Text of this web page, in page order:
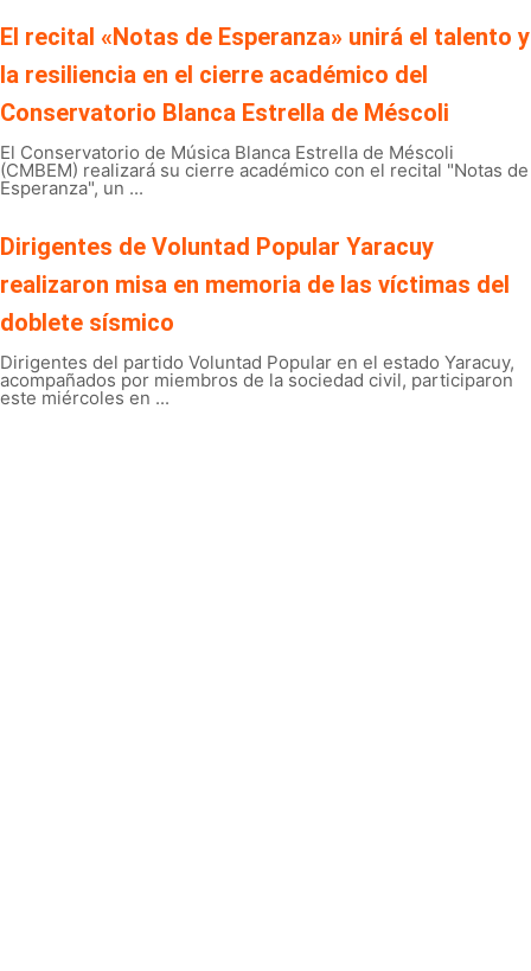
El recital «Notas de Esperanza» unirá el talento y
la resiliencia en el cierre académico del
Conservatorio Blanca Estrella de Méscoli
El Conservatorio de Música Blanca Estrella de Méscoli
(CMBEM) realizará su cierre académico con el recital "Notas de
Esperanza", un ...
Dirigentes de Voluntad Popular Yaracuy
realizaron misa en memoria de las víctimas del
doblete sísmico
Dirigentes del partido Voluntad Popular en el estado Yaracuy,
acompañados por miembros de la sociedad civil, participaron
este miércoles en ...